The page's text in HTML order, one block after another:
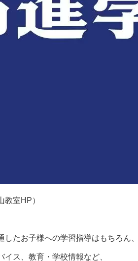
教室HP）
たお子様への学習指導はもちろん、
ス、教育・学校情報など、